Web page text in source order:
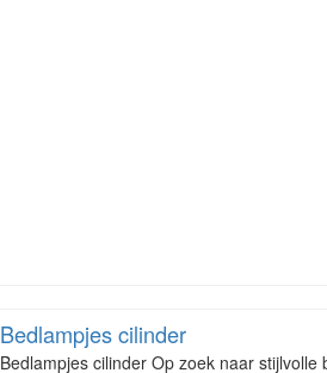
Bedlampjes cilinder
Bedlampjes cilinder Op zoek naar